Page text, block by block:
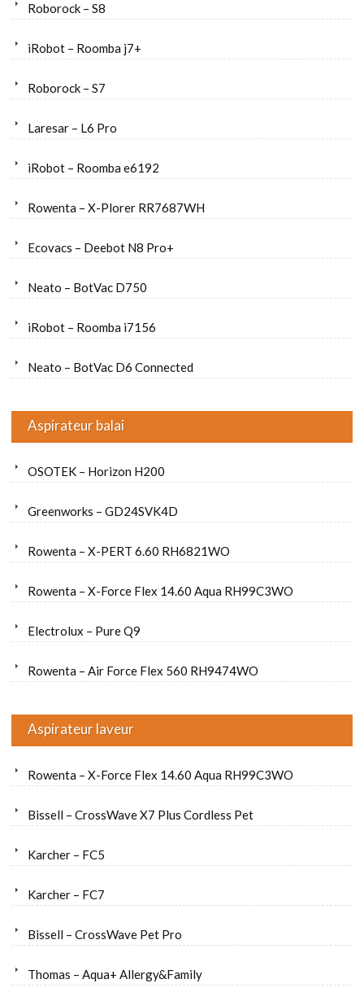
Roborock – S8
iRobot – Roomba j7+
Roborock – S7
Laresar – L6 Pro
iRobot – Roomba e6192
Rowenta – X-Plorer RR7687WH
Ecovacs – Deebot N8 Pro+
Neato – BotVac D750
iRobot – Roomba i7156
Neato – BotVac D6 Connected
Aspirateur balai
OSOTEK – Horizon H200
Greenworks – GD24SVK4D
Rowenta – X-PERT 6.60 RH6821WO
Rowenta – X-Force Flex 14.60 Aqua RH99C3WO
Electrolux – Pure Q9
Rowenta – Air Force Flex 560 RH9474WO
Aspirateur laveur
Rowenta – X-Force Flex 14.60 Aqua RH99C3WO
Bissell – CrossWave X7 Plus Cordless Pet
Karcher – FC5
Karcher – FC7
Bissell – CrossWave Pet Pro
Thomas – Aqua+ Allergy&Family